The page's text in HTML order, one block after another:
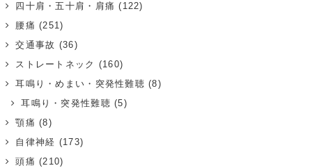
四十肩・五十肩・肩痛 (122)
腰痛 (251)
交通事故 (36)
ストレートネック (160)
耳鳴り・めまい・突発性難聴 (8)
耳鳴り・突発性難聴 (5)
顎痛 (8)
自律神経 (173)
頭痛 (210)